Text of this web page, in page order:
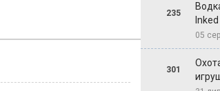
235
05
301